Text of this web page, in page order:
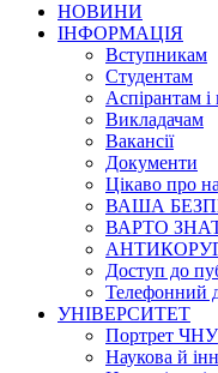
НОВИНИ
ІНФОРМАЦІЯ
Вступникам
Студентам
Аспірантам
Викладачам
Вакансії
Документи
Цікаво про
ВАША
ВАРТО
Доступ до
Телефонний
УНІВЕРСИТЕТ
Портрет ЧНУ
Наукова й